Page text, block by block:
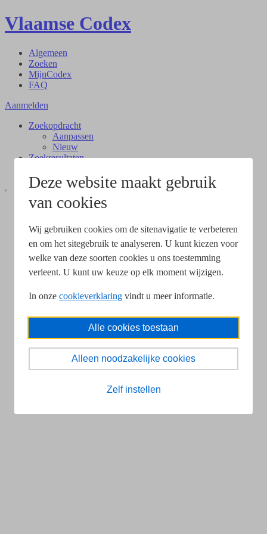
Deze website maakt gebruik
van cookies
Wij gebruiken cookies om de sitenavigatie te verbeteren
en om het sitegebruik te analyseren. U kunt kiezen voor
welke van deze soorten cookies u ons toestemming
verleent. U kunt uw keuze op elk moment wijzigen.
In onze cookieverklaring vindt u meer informatie.
Alle cookies toestaan
Alleen noodzakelijke cookies
Zelf instellen
Vlaamse Codex
Algemeen
Zoeken
MijnCodex
FAQ
Aanmelden
Zoekopdracht
Aanpassen
Nieuw
Zoekresultaten